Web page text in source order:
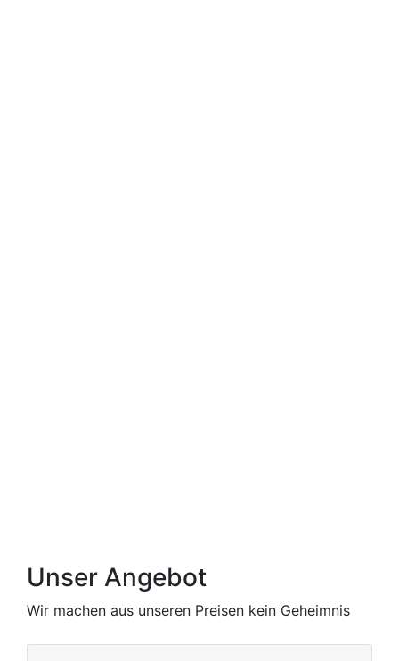
Unser Angebot
Wir machen aus unseren Preisen kein Geheimnis